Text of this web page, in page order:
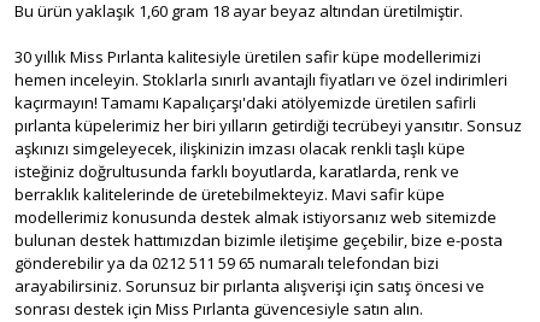
Bu ürün yaklaşık 1,60 gram 18 ayar beyaz altından üretilmiştir.
30 yıllık Miss Pırlanta kalitesiyle üretilen safir küpe modellerimizi
hemen inceleyin. Stoklarla sınırlı avantajlı fiyatları ve özel indirimleri
kaçırmayın! Tamamı Kapalıçarşı'daki atölyemizde üretilen safirli
pırlanta küpelerimiz her biri yılların getirdiği tecrübeyi yansıtır. Sonsuz
aşkınızı simgeleyecek, ilişkinizin imzası olacak renkli taşlı küpe
isteğiniz doğrultusunda farklı boyutlarda, karatlarda, renk ve
berraklık kalitelerinde de üretebilmekteyiz. Mavi safir küpe
modellerimiz konusunda destek almak istiyorsanız web sitemizde
bulunan destek hattımızdan bizimle iletişime geçebilir, bize e-posta
gönderebilir ya da 0212 511 59 65 numaralı telefondan bizi
arayabilirsiniz. Sorunsuz bir pırlanta alışverişi için satış öncesi ve
sonrası destek için Miss Pırlanta güvencesiyle satın alın.